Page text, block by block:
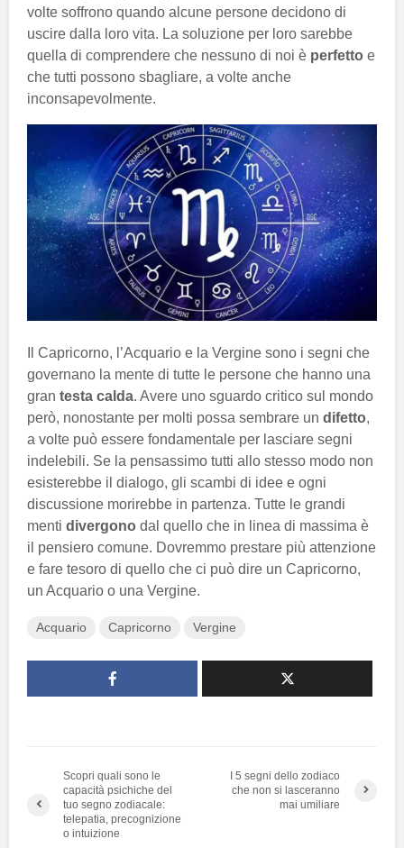
volte soffrono quando alcune persone decidono di
uscire dalla loro vita. La soluzione per loro sarebbe
quella di comprendere che nessuno di noi è perfetto e
che tutti possono sbagliare, a volte anche
inconsapevolmente.
Il Capricorno, l’Acquario e la Vergine sono i segni che
governano la mente di tutte le persone che hanno una
gran testa calda. Avere uno sguardo critico sul mondo
però, nonostante per molti possa sembrare un difetto,
a volte può essere fondamentale per lasciare segni
indelebili. Se la pensassimo tutti allo stesso modo non
esisterebbe il dialogo, gli scambi di idee e ogni
discussione morirebbe in partenza. Tutte le grandi
menti divergono dal quello che in linea di massima è
il pensiero comune. Dovremmo prestare più attenzione
e fare tesoro di quello che ci può dire un Capricorno,
un Acquario o una Vergine.
Acquario Capricorno Vergine
Scopri quali sono le
capacità psichiche del
tuo segno zodiacale:
telepatia, precognizione
o intuizione
I 5 segni dello zodiaco
che non si lasceranno
mai umiliare